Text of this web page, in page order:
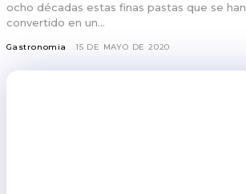
ocho décadas estas finas pastas que se han
convertido en un...
Gastronomia 15 DE MAYO DE 2020